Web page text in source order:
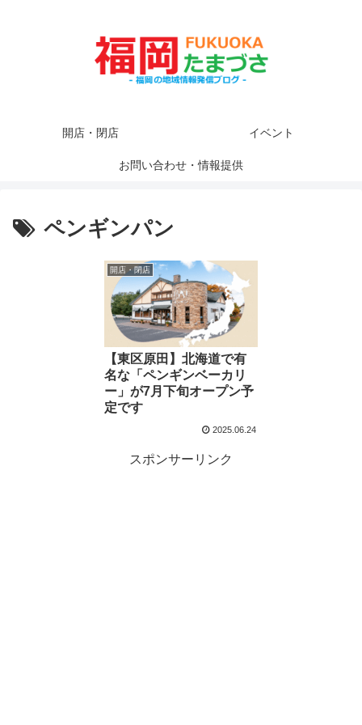
開店・閉店 イベント
お問い合わせ・情報提供
ペンギンパン
開店・閉店
【東区原田】北海道で有
名な「ペンギンベーカリ
ー」が7月下旬オープン予
定です
2025.06.24
スポンサーリンク